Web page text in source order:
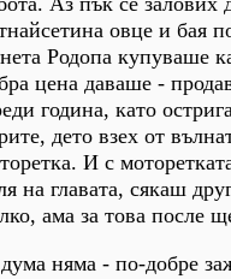
овце и бая
Родопа купуваше
цена даваше -
година, като
дето взех от
И с
на главата, сякаш
ама за това после
няма - по-добре